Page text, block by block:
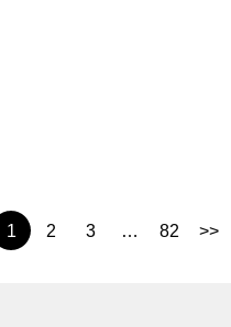
1 2 3 … 82 >>